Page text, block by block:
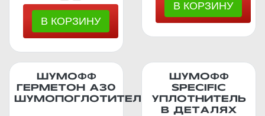
ШУМОФФ
ГЕРМЕТОН А30
ШУМОПОГЛОТИТЕЛЬ
ШУМОФФ
SPECIFIC
УПЛОТНИТЕЛЬ
В ДЕТАЛЯХ